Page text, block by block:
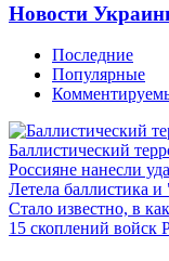
Новости
Последние
Популярные
Баллистический
Россияне нанесли
Летела баллистика
Стало известно, в
15 скоплений войск